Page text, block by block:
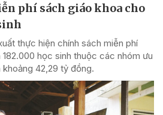
phí sách giáo khoa cho
thực hiện chính sách miễn phí
học sinh thuộc các nhóm ưu
42,29 tỷ đồng.